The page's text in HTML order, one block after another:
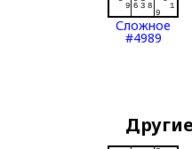
Сложное
#4989